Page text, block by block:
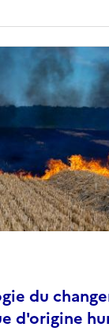
du
d'origine